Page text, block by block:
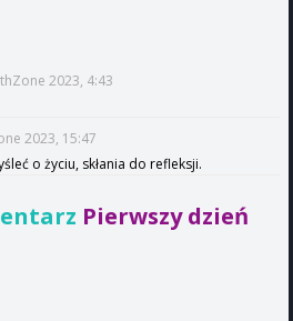
2023, 4:43
2023, 15:47
o życiu, skłania do refleksji.
Pierwszy dzień